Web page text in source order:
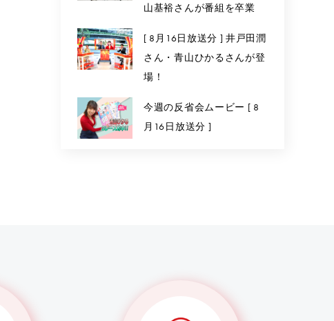
山基裕さんが番組を卒業
[ 8月16日放送分 ] 井戸田潤
さん・青山ひかるさんが登
場！
今週の反省会ムービー [ 8
月16日放送分 ]